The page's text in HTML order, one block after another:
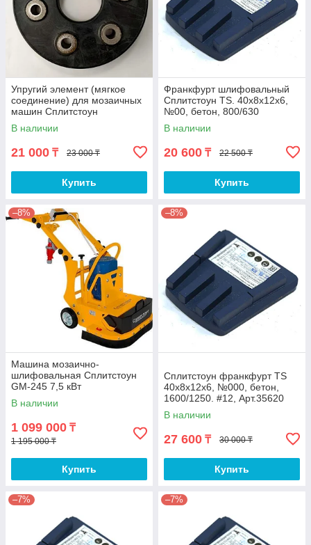
Упругий элемент (мягкое
соединение) для мозаичных
машин Сплитстоун
В наличии
21 000 ₸ 23 000 ₸
Купить
Франкфурт шлифовальный
Сплитстоун TS. 40x8x12x6,
№00, бетон, 800/630
В наличии
20 600 ₸ 22 500 ₸
Купить
–8%
Машина мозаично-
шлифовальная Сплитстоун
GM-245 7,5 кВт
В наличии
1 099 000 ₸
1 195 000 ₸
Купить
–8%
Сплитстоун франкфурт TS
40x8x12x6, №000, бетон,
1600/1250. #12, Арт.35620
В наличии
27 600 ₸ 30 000 ₸
Купить
–7% –7%